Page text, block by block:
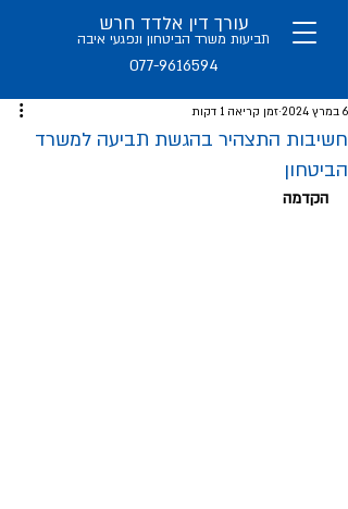
077-9616594
עורך דין אלדד חרש
תביעות משרד הביטחון ונפגעי איבה
חשיבות התצהיר בהגשת תביעה למשרד
הביטחון
6 במרץ 2024 זמן קריאה 1 דקות
הקדמה